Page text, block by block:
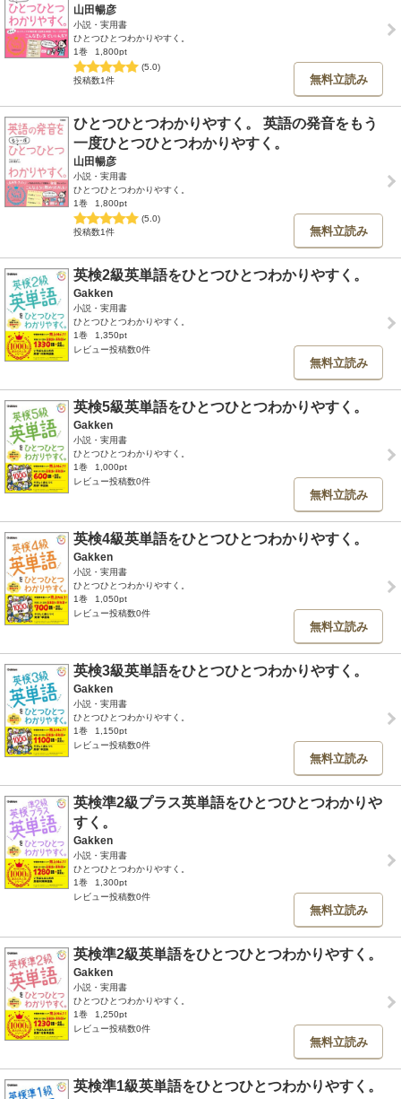
山田暢彦
小説・実用書
ひとつひとつわかりやすく。
1巻
1,800pt
(5.0)
投稿数1件
無料立読み
ひとつひとつわかりやすく。 英語の発音をもう
一度ひとつひとつわかりやすく。
山田暢彦
小説・実用書
ひとつひとつわかりやすく。
1巻
1,800pt
(5.0)
投稿数1件
無料立読み
英検2級英単語をひとつひとつわかりやすく。
Gakken
小説・実用書
ひとつひとつわかりやすく。
1巻
1,350pt
レビュー投稿数0件
無料立読み
英検5級英単語をひとつひとつわかりやすく。
Gakken
小説・実用書
ひとつひとつわかりやすく。
1巻
1,000pt
レビュー投稿数0件
無料立読み
英検4級英単語をひとつひとつわかりやすく。
Gakken
小説・実用書
ひとつひとつわかりやすく。
1巻
1,050pt
レビュー投稿数0件
無料立読み
英検3級英単語をひとつひとつわかりやすく。
Gakken
小説・実用書
ひとつひとつわかりやすく。
1巻
1,150pt
レビュー投稿数0件
無料立読み
英検準2級プラス英単語をひとつひとつわかりや
すく。
Gakken
小説・実用書
ひとつひとつわかりやすく。
1巻
1,300pt
レビュー投稿数0件
無料立読み
英検準2級英単語をひとつひとつわかりやすく。
Gakken
小説・実用書
ひとつひとつわかりやすく。
1巻
1,250pt
レビュー投稿数0件
無料立読み
英検準1級英単語をひとつひとつわかりやすく。